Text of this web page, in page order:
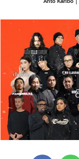
Anto Karibo